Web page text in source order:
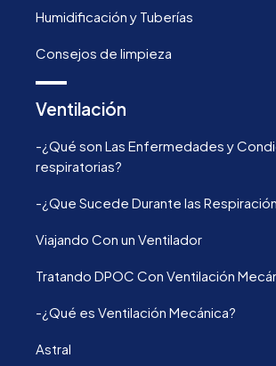
Humidificación y Tuberías
Consejos de limpieza
Ventilación
-¿Qué son Las Enfermedades y
respiratorias?
-¿Que Sucede Durante las
Viajando Con un Ventilador
Tratando DPOC Con Ventilación
-¿Qué es Ventilación Mecánica?
Astral